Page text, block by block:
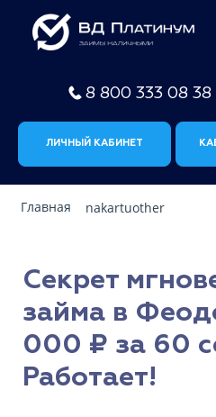
8 800 333 08 38
ЛИЧНЫЙ КАБИНЕТ
Главная nakartuother
Секрет
займа в
000 ₽ за 60
Работает!